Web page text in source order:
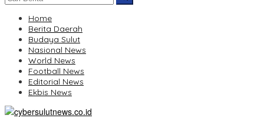
Home
Berita Daerah
Budaya Sulut
Nasional News
World News
Football News
Editorial News
Ekbis News